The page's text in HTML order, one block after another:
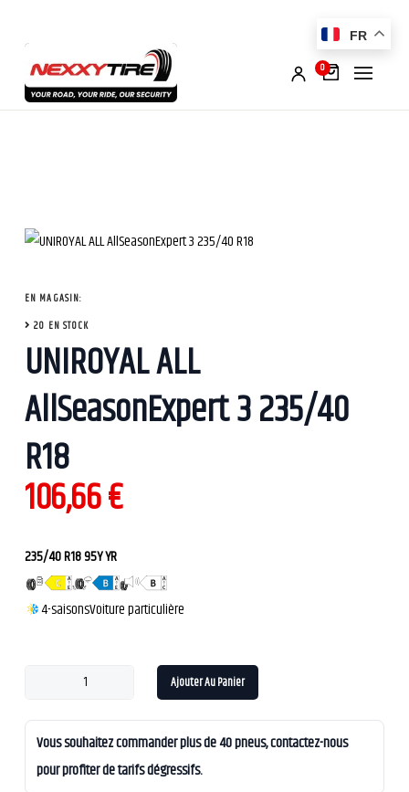
0
EN MAGASIN:
20 EN STOCK
UNIROYAL ALL
AllSeasonExpert 3 235/40
R18
106,66€
235/40 R18 95Y YR
4-saisonsVoiture particulière
Ajouter Au Panier
Vous souhaitez commander plus de 40 pneus, contactez-nous
pour profiter de tarifs dégressifs.
FR